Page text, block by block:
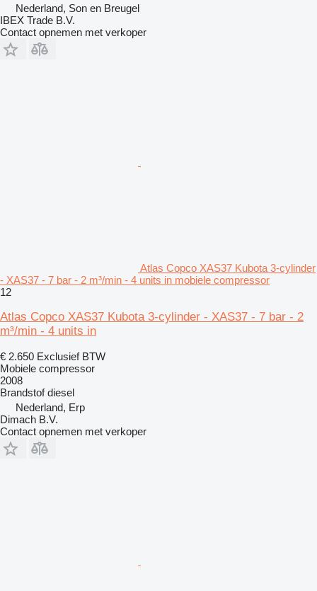
Nederland, Son en Breugel
IBEX Trade B.V.
Contact opnemen met verkoper
Atlas Copco XAS37 Kubota 3-cylinder
- XAS37 - 7 bar - 2 m³/min - 4 units in mobiele compressor
12
Atlas Copco XAS37 Kubota 3-cylinder - XAS37 - 7 bar - 2
m³/min - 4 units in
€ 2.650 Exclusief BTW
Mobiele compressor
2008
Brandstof diesel
Nederland, Erp
Dimach B.V.
Contact opnemen met verkoper